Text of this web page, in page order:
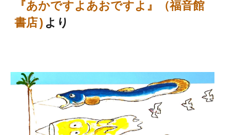
『あかですよあおですよ』（福音館
書店) より